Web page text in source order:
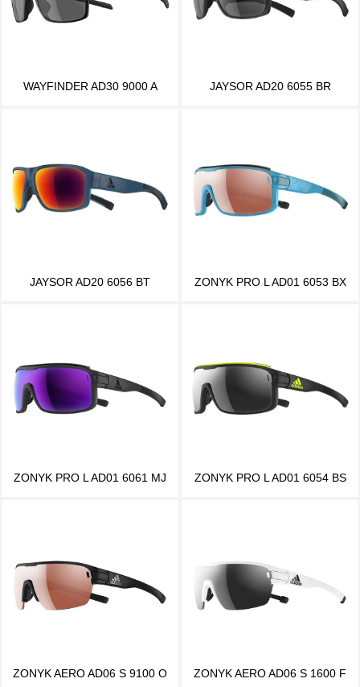
WAYFINDER AD30 9000 A JAYSOR AD20 6055 BR
JAYSOR AD20 6056 BT ZONYK PRO L AD01 6053 BX
ZONYK PRO L AD01 6061 MJ ZONYK PRO L AD01 6054 BS
ZONYK AERO AD06 S 9100 O ZONYK AERO AD06 S 1600 F